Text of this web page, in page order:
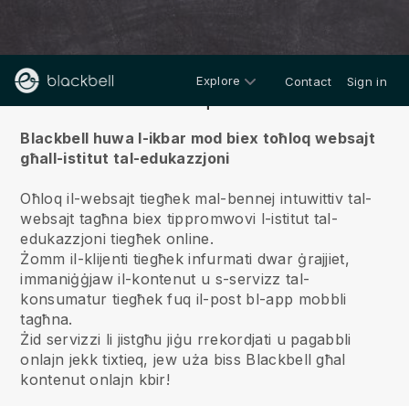
Explore Contact Sign in
Blackbell huwa l-ikbar mod biex toħloq websajt
għall-istitut tal-edukazzjoni
Oħloq il-websajt tiegħek mal-bennej intuwittiv tal-
websajt tagħna biex tippromwovi l-istitut tal-
edukazzjoni tiegħek online.
Żomm il-klijenti tiegħek infurmati dwar ġrajjiet,
immaniġġjaw il-kontenut u s-servizz tal-
konsumatur tiegħek fuq il-post bl-app mobbli
tagħna.
Żid servizzi li jistgħu jiġu rrekordjati u pagabbli
onlajn jekk tixtieq, jew uża biss Blackbell għal
kontenut onlajn kbir!